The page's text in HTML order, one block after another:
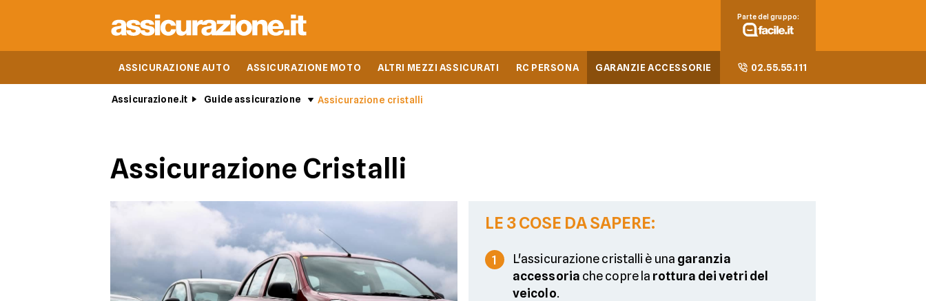
ASSICURAZIONE AUTO ASSICURAZIONE MOTO ALTRI MEZZI ASSICURATI RC PERSONA GARANZIE ACCESSORIE 02.55.55.111
Parte del gruppo:
Assicurazione.it Guide assicurazione Assicurazione cristalli
Assicurazione Cristalli
LE 3 COSE DA SAPERE:
1 L'assicurazione cristalli è una garanzia
accessoria che copre la rottura dei vetri del
veicolo.